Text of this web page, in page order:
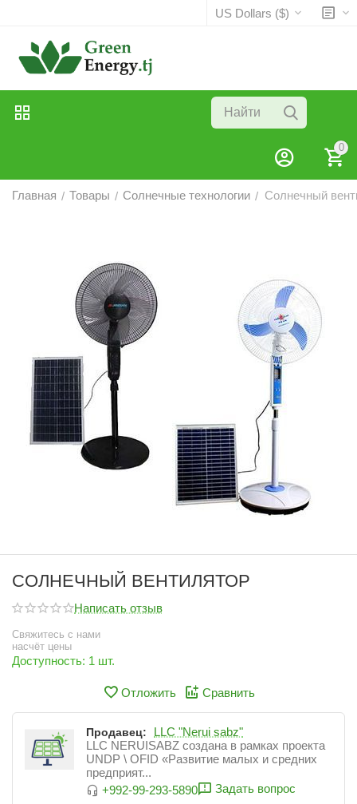
US Dollars ($)
0
Главная / Товары / Солнечные технологии / Солнечный
СОЛНЕЧНЫЙ ВЕНТИЛЯТОР
Написать отзыв
Свяжитесь с нами
насчёт цены
Доступность: 1 шт.
Отложить Сравнить
Продавец:
LLC "Nerui sabz"
LLC NERUISABZ создана в рамках проекта
UNDP \ OFID «Развитие малых и средних
предприят...
+992-99-293-5890
Задать вопрос